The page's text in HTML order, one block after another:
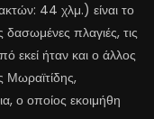
44 χλμ.) είναι το
πλαγιές, τις
εκεί ήταν και ο άλλος
Μωραϊτίδης,
ο οποίος εκοιμήθη